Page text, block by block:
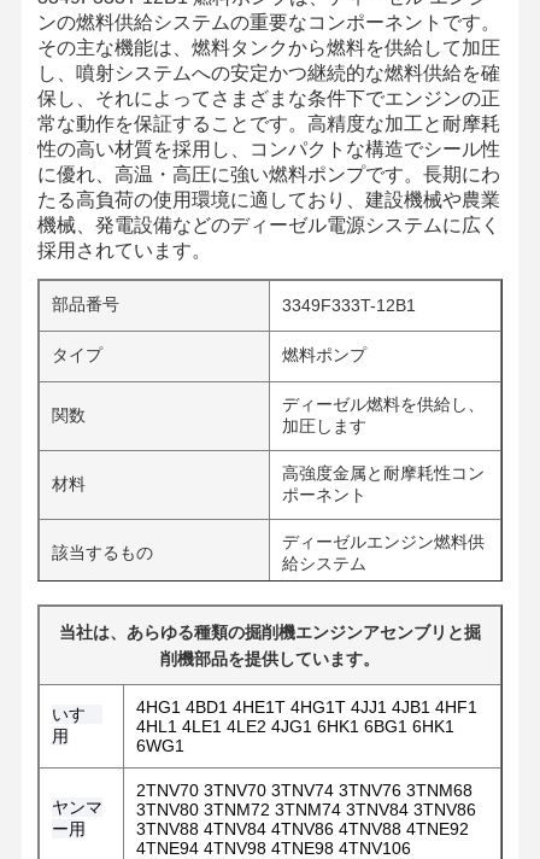
ンの燃料供給システムの重要なコンポーネントです。
その主な機能は、燃料タンクから燃料を供給して加圧
し、噴射システムへの安定かつ継続的な燃料供給を確
保し、それによってさまざまな条件下でエンジンの正
常な動作を保証することです。高精度な加工と耐摩耗
性の高い材質を採用し、コンパクトな構造でシール性
に優れ、高温・高圧に強い燃料ポンプです。長期にわ
たる高負荷の使用環境に適しており、建設機械や農業
機械、発電設備などのディーゼル電源システムに広く
採用されています。
部品番号 3349F333T-12B1
タイプ 燃料ポンプ
関数
ディーゼル燃料を供給し、
加圧します
材料
高強度金属と耐摩耗性コン
ポーネント
該当するもの
ディーゼルエンジン燃料供
給システム
当社は、あらゆる種類の掘削機エンジンアセンブリと掘
削機部品を提供しています。
いすゞ
用
4HG1 4BD1 4HE1T 4HG1T 4JJ1 4JB1 4HF1
4HL1 4LE1 4LE2 4JG1 6HK1 6BG1 6HK1
6WG1
ヤンマ
ー用
2TNV70 3TNV70 3TNV74 3TNV76 3TNM68
3TNV80 3TNM72 3TNM74 3TNV84 3TNV86
3TNV88 4TNV84 4TNV86 4TNV88 4TNE92
4TNE94 4TNV98 4TNE98 4TNV106